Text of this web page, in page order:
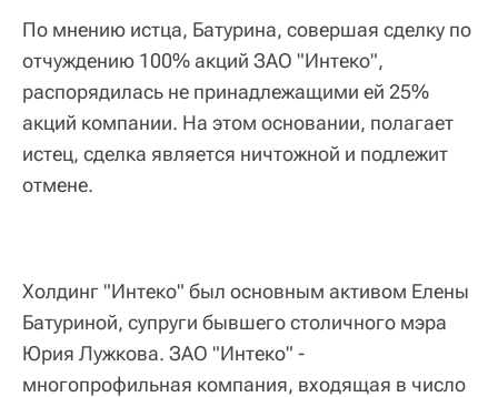
По мнению истца, Батурина, совершая сделку по
отчуждению 100% акций ЗАО "Интеко",
распорядилась не принадлежащими ей 25%
акций компании. На этом основании, полагает
истец, сделка является ничтожной и подлежит
отмене.
Холдинг "Интеко" был основным активом Елены
Батуриной, супруги бывшего столичного мэра
Юрия Лужкова. ЗАО "Интеко" -
многопрофильная компания, входящая в число